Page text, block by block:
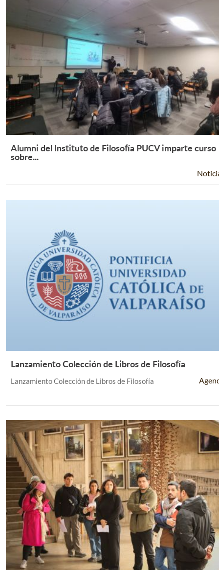
Leer Más +
Alumni del Instituto de Filosofía PUCV imparte curso
sobre...
Leer Más +
Lanzamiento Colección de Libros de Filosofía
Lanzamiento Colección de Libros de Filosofía